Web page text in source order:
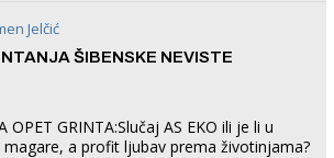
Jelčić
ŠIBENSKE NEVISTE
OPET GRINTA:Slučaj AS EKO ili je li u
a profit ljubav prema životinjama?